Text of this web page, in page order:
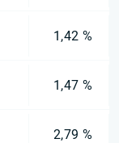
1,42 %
1,47 %
2,79 %